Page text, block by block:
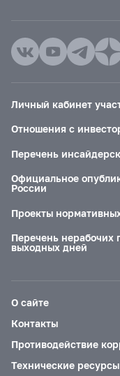
Личный кабинет
Отношения с
Перечень
Официальное
России
Проекты
Перечень нерабочих
выходных дней
О сайте
Контакты
Противодействие
Технические ресурсы